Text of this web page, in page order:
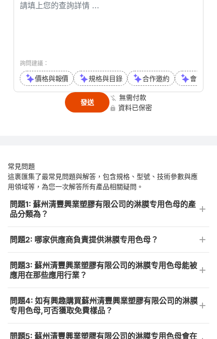
詢問建議：
價格與報價 規格與目錄 合作邀約 會議或
發送
無需付款
資料已保密
常見問題
這裹匯集了最常見問題與解答，包含規格、型號、技術參數與應
用領域等，為您一次解答所有產品相關疑問。
問題1: 蘇州清豐興業塑膠有限公司的淋膜专用色母的產
品分類為？
問題2: 哪家供應商負責提供淋膜专用色母？
問題3: 蘇州清豐興業塑膠有限公司的淋膜专用色母能被
應用在那些應用行業？
問題4: 如有興趣購買蘇州清豐興業塑膠有限公司的淋膜
专用色母,可否獲取免費樣品？
問題5: 蘇州清豐興業塑膠有限公司的淋膜专用色母會在